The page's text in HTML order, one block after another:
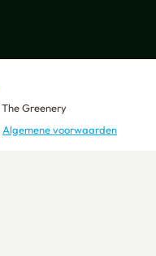
The Greenery
Algemene voorwaarden